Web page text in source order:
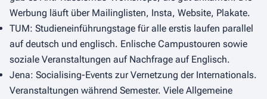
Werbung läuft über Mailinglisten, Insta, Website, Plakate.
TUM: Studieneinführungstage für alle erstis laufen parallel
auf deutsch und englisch. Enlische Campustouren sowie
soziale Veranstaltungen auf Nachfrage auf Englisch.
Jena: Socialising-Events zur Vernetzung der Internationals.
Veranstaltungen während Semester. Viele Allgemeine